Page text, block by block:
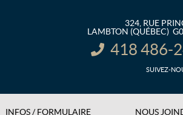
324, RUE
LAMBTON (QUÉBEC)
INFORMATION :
418 486-
SUIVEZ-
INFOS / FORMULAIRE NOUS